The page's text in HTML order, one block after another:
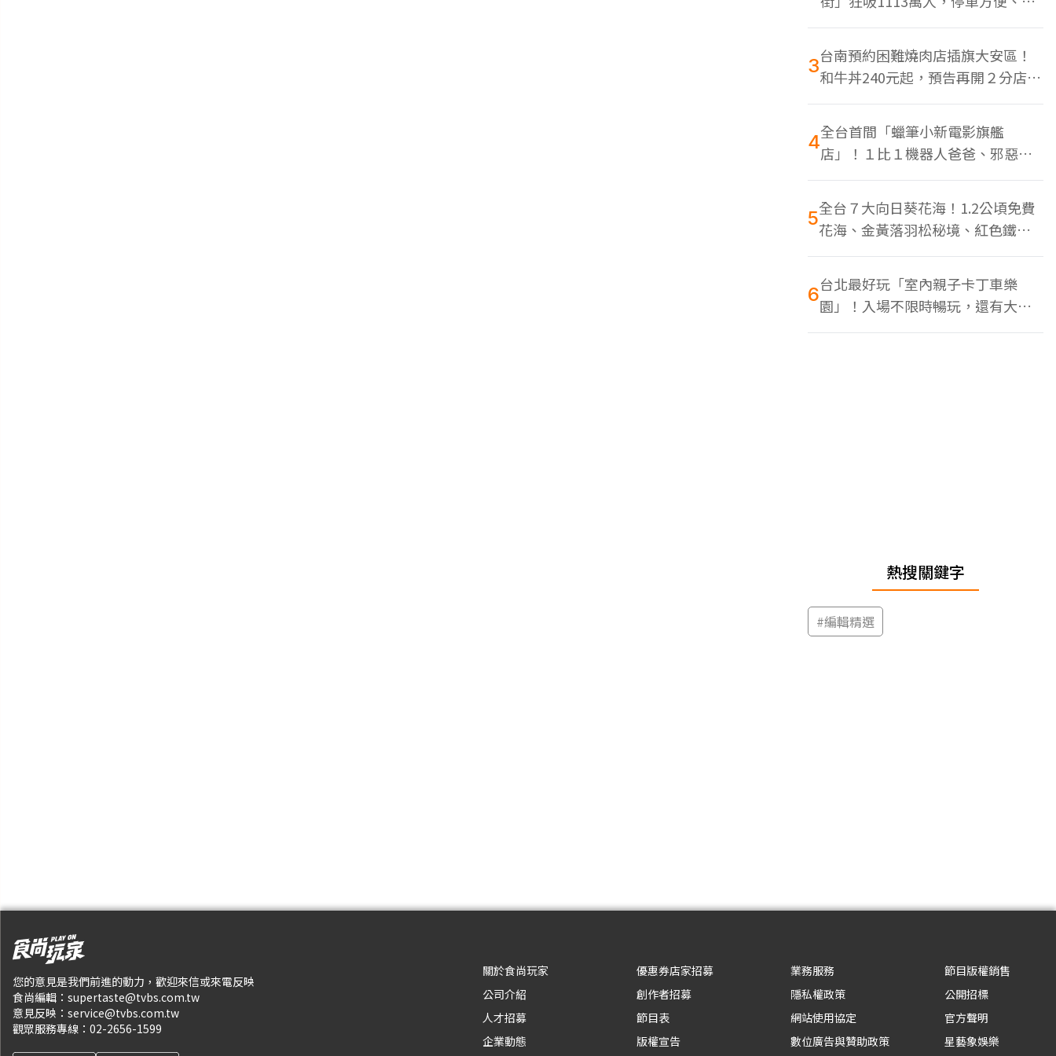
色美食多
3台南預約困難燒肉店插旗大安區！
和牛丼240元起，預告再開２分店、
地點曝光
4全台首間「蠟筆小新電影旗艦
店」！１比１機器人爸爸、邪惡正
男，百款周邊買翻
5全台７大向日葵花海！1.2公頃免費
花海、金黃落羽松秘境、紅色鐵橋
同框
6台北最好玩「室內親子卡丁車樂
園」！入場不限時暢玩，還有大螢
幕Switch遊戲區
熱搜關鍵字
#編輯精選
您的意見是我們前進的動力，歡迎來信或來電反映
食尚編輯： supertaste@tvbs.com.tw
意見反映： service@tvbs.com.tw
觀眾服務專線： 02-2656-1599
關於食尚玩家
公司介紹
人才招募
企業動態
優惠券店家招募
創作者招募
節目表
版權宣告
業務服務
隱私權政策
網站使用協定
數位廣告與贊助政策
節目版權銷售
公開招標
官方聲明
星藝象娛樂